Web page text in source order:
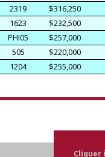
2319
$316,250
1623
$232,500
PHI05
$257,000
505
$220,000
1204
$255,000
Cliquer